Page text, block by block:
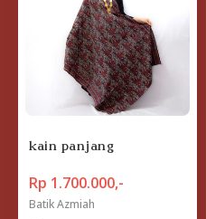
kain panjang
Rp 1.700.000,-
Batik Azmiah